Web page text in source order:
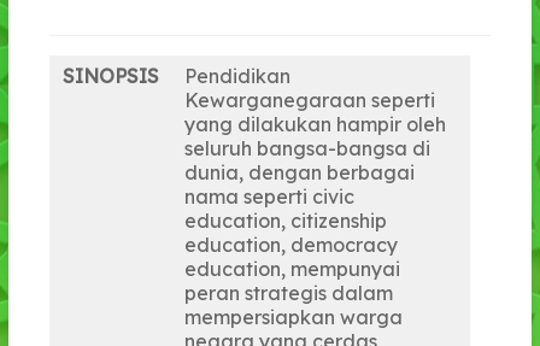
SINOPSIS
Pendidikan
Kewarganegaraan seperti
yang dilakukan hampir oleh
seluruh bangsa-bangsa di
dunia, dengan berbagai
nama seperti civic
education, citizenship
education, democracy
education, mempunyai
peran strategis dalam
mempersiapkan warga